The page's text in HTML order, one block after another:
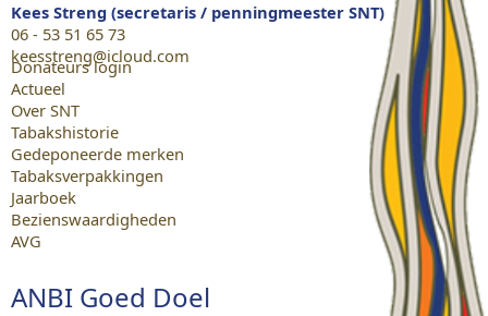
Kees Streng (secretaris / penningmeester SNT)
06 - 53 51 65 73
keesstreng@icloud.com
Donateurs login
Actueel
Over SNT
Tabakshistorie
Gedeponeerde merken
Tabaksverpakkingen
Jaarboek
Bezienswaardigheden
AVG
ANBI Goed Doel